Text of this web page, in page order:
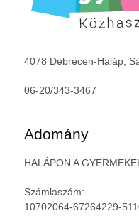
4078 Debrecen-Haláp,
06-20/343-3467
Adomány
HALÁPON A
Számlaszám:
10702064-67264229-